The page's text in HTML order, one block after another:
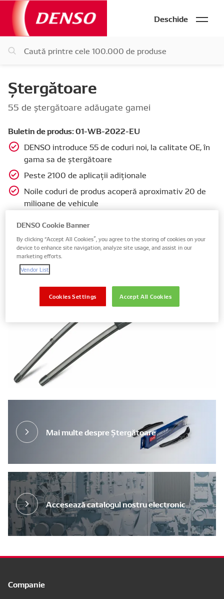
Deschide
Ștergătoare
55 de ștergătoare adăugate gamei
Buletin de produs: 01-WB-2022-EU
DENSO introduce 55 de coduri noi, la calitate OE, în
gama sa de ștergătoare
Peste 2100 de aplicații adiționale
Noile coduri de produs acoperă aproximativ 20 de
milioane de vehicule
TecDoc
Lansare estimată: Februarie 2022
Mai multe despre Ștergătoare
Accesează catalogul nostru electronic
Companie
DENSO Cookie Banner
By clicking “Accept All Cookies”, you agree to the storing of cookies on your
device to enhance site navigation, analyze site usage, and assist in our
marketing efforts.
Vendor List
Accept All Cookies
Cookies Settings